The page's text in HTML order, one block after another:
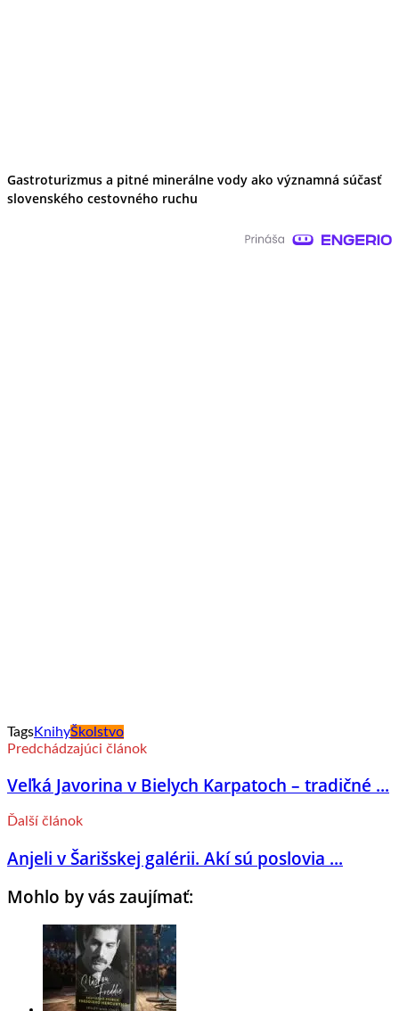
Gastroturizmus a pitné minerálne vody ako významná súčasť
slovenského cestovného ruchu
TagsKnihyŠkolstvo
Predchádzajúci článok
Veľká Javorina v Bielych Karpatoch – tradičné ...
Ďalší článok
Anjeli v Šarišskej galérii. Akí sú poslovia ...
Mohlo by vás zaujímať: